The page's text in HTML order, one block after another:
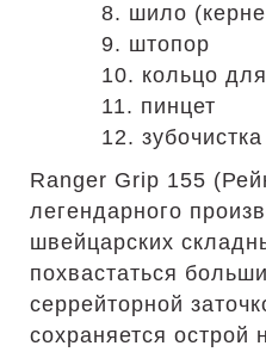
8. шило
9. штопор
10. кольцо
11. пинцет
12. зубочистка
Ranger Grip 155
легендарного
швейцарских
похвастаться
серрейторной
сохраняется острой